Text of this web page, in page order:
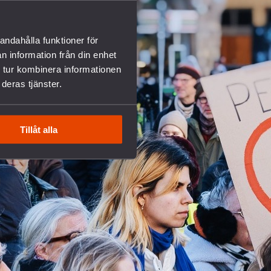
funktioner för
information från din enhet
kombinera informationen
tjänster.
Tillåt alla